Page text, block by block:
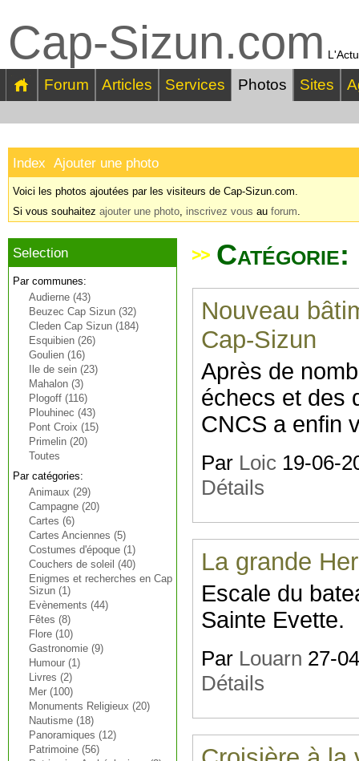
Cap-Sizun.com
Forum Articles Services Photos Sites
Index Ajouter une photo
Voici les photos ajoutées par les visiteurs de Cap-Sizun.com.
Si vous souhaitez ajouter une photo, inscrivez vous au forum.
Selection
Par communes:
Audierne (43)
Beuzec Cap Sizun (32)
Cleden Cap Sizun (184)
Esquibien (26)
Goulien (16)
Ile de sein (23)
Mahalon (3)
Plogoff (116)
Plouhinec (43)
Pont Croix (15)
Primelin (20)
Toutes
Par catégories:
Animaux (29)
Campagne (20)
Cartes (6)
Cartes Anciennes (5)
Costumes d'époque (1)
Couchers de soleil (40)
Enigmes et recherches en Cap
Sizun (1)
Evènements (44)
Fêtes (8)
Flore (10)
Gastronomie (9)
Humour (1)
Livres (2)
Mer (100)
Monuments Religieux (20)
Nautisme (18)
Panoramiques (12)
Patrimoine (56)
Catégorie:
Nouveau
Cap-Sizun
Après de
échecs et des
CNCS a enfin
Par Loic 19-06-
Détails
La grande
Escale du
Sainte Evette.
Par Louarn 27-
Détails